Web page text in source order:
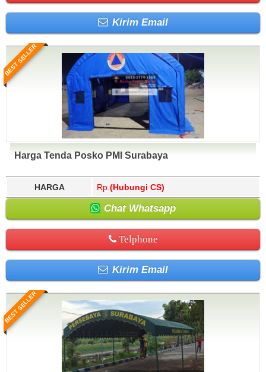
Kirim Email
BEST SELLER
Harga Tenda Posko PMI Surabaya
HARGA Rp. (Hubungi CS)
Chat Whatsapp
Telphone
Kirim Email
BEST SELLER